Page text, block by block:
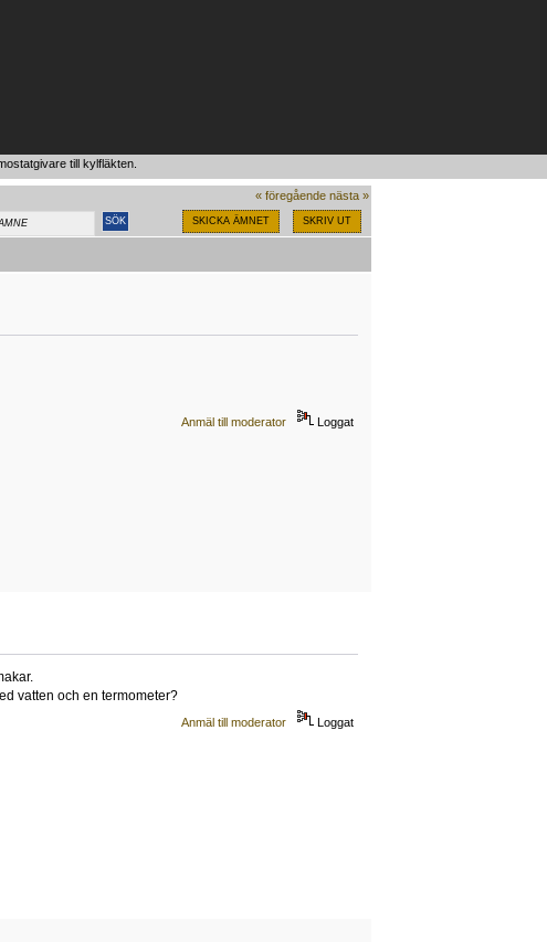
till kylfläkten.
« föregående nästa »
SKICKA ÄMNET SKRIV UT
Anmäl till moderator Loggat
vatten och en termometer?
Anmäl till moderator Loggat